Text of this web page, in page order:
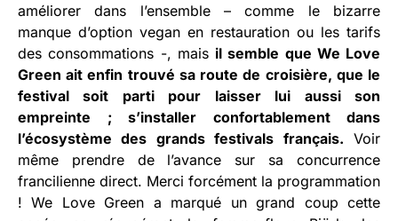
améliorer dans l’ensemble – comme le bizarre
manque d’option vegan en restauration ou les tarifs
des consommations -, mais il semble que We Love
Green ait enfin trouvé sa route de croisière, que le
festival soit parti pour laisser lui aussi son
empreinte ; s’installer confortablement dans
l’écosystème des grands festivals français. Voir
même prendre de l’avance sur sa concurrence
francilienne direct. Merci forcément la programmation
! We Love Green a marqué un grand coup cette